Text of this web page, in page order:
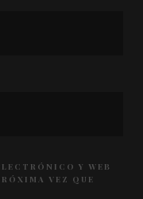
Y WEB
VEZ QUE